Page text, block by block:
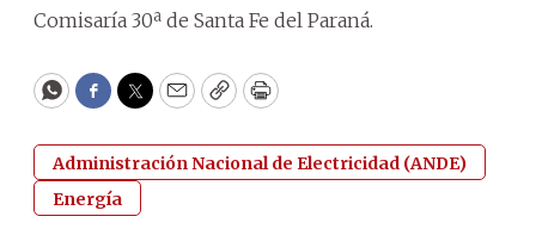
Comisaría 30ª de Santa Fe del Paraná.
WhatsApp
Facebook
Twitter
EmailCopyPrint
Administración Nacional de Electricidad (ANDE)
Energía